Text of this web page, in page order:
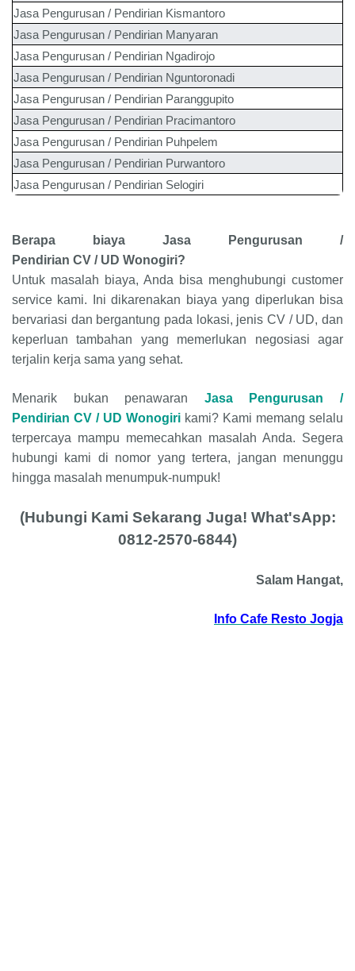
Jasa Pengurusan / Pendirian Kismantoro
Jasa Pengurusan / Pendirian Manyaran
Jasa Pengurusan / Pendirian Ngadirojo
Jasa Pengurusan / Pendirian Nguntoronadi
Jasa Pengurusan / Pendirian Paranggupito
Jasa Pengurusan / Pendirian Pracimantoro
Jasa Pengurusan / Pendirian Puhpelem
Jasa Pengurusan / Pendirian Purwantoro
Jasa Pengurusan / Pendirian Selogiri
Berapa biaya Jasa Pengurusan /
Pendirian CV / UD Wonogiri?
Untuk masalah biaya, Anda bisa menghubungi customer
service kami. Ini dikarenakan biaya yang diperlukan bisa
bervariasi dan bergantung pada lokasi, jenis CV / UD, dan
keperluan tambahan yang memerlukan negosiasi agar
terjalin kerja sama yang sehat.
Menarik bukan penawaran Jasa Pengurusan /
Pendirian CV / UD Wonogiri kami? Kami memang selalu
terpercaya mampu memecahkan masalah Anda. Segera
hubungi kami di nomor yang tertera, jangan menunggu
hingga masalah menumpuk-numpuk!
(Hubungi Kami Sekarang Juga! What'sApp:
0812-2570-6844)
Salam Hangat,
Info Cafe Resto Jogja